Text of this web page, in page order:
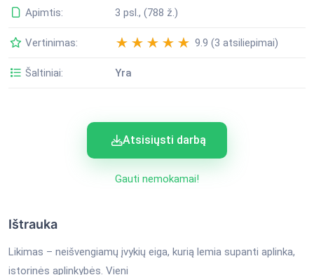
Apimtis: 3 psl., (788 ž.)
Vertinimas: 9.9 (3 atsiliepimai)
Šaltiniai: Yra
Atsisiųsti darbą
Gauti nemokamai!
Ištrauka
Likimas – neišvengiamų įvykių eiga, kurią lemia supanti aplinka,
istorinės aplinkybės. Vieni